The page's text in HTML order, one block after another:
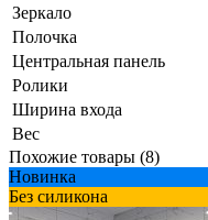
Зеркало
Полочка
Центральная панель
Ролики
Ширина входа
Вес
Похожие товары (8)
Новинка
Без силикона